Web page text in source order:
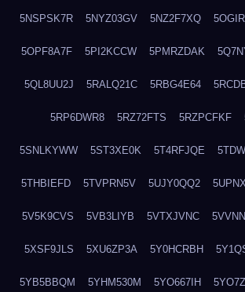
5NSPSK7R 5NYZ03GV 5NZ2F7XQ
5OPF8A7F 5PI2KCCW 5PMRZDAK
5QL8UU2J 5RALQ21C 5RBG4E64
5RP6DWR8 5RZ72FTS 5RZPCFKF
5SNLKYWW 5ST3XE0K 5T4RFJQE
5THBIEFD 5TVPRN5V 5UJY0QQ2
5V5K9CVS 5VB3LIYB 5VTXJVNC
5XSF9JLS 5XU6ZP3A 5Y0HCRBH
5YB5BBQM 5YHM530M 5YO667IH